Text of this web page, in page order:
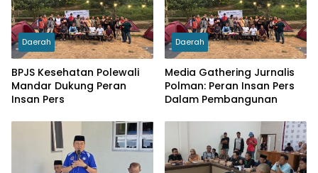
Daerah
BPJS Kesehatan Polewali
Mandar Dukung Peran
Insan Pers
Daerah
Media Gathering Jurnalis
Polman: Peran Insan Pers
Dalam Pembangunan